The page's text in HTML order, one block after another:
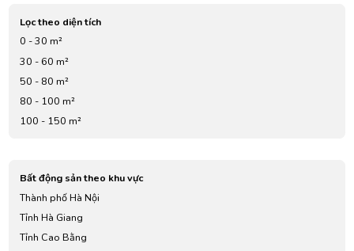
Lọc theo diện tích
0 - 30 m²
30 - 60 m²
50 - 80 m²
80 - 100 m²
100 - 150 m²
Bất động sản theo khu vực
Thành phố Hà Nội
Tỉnh Hà Giang
Tỉnh Cao Bằng